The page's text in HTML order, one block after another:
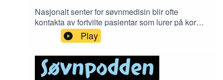
Nasjonalt senter for søvnmedisin blir ofte
kontakta av fortvilte pasientar som lurer på kor
dei kan få hjelp til søvnproblema sine, og
behandlarar som lurer på kor dei skal tilvise
pasientane. Då er svaret vårt: «Det kjem heilt an
på kva søvnproblem det er snakk om». I denne
episoden av Søvnpodden snakkar vi om dei ulike
Play